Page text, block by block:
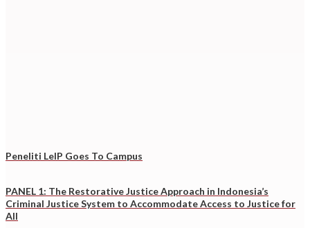
Peneliti LeIP Goes To Campus
PANEL 1: The Restorative Justice Approach in Indonesia’s
Criminal Justice System to Accommodate Access to Justice for
All